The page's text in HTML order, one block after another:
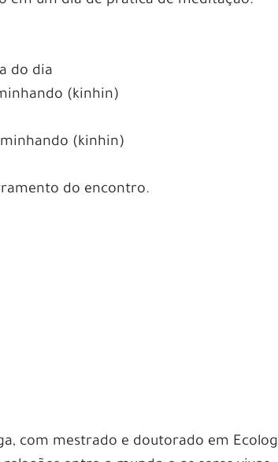
do dia
(kinhin)
(kinhin)
do encontro.
com mestrado e doutorado em